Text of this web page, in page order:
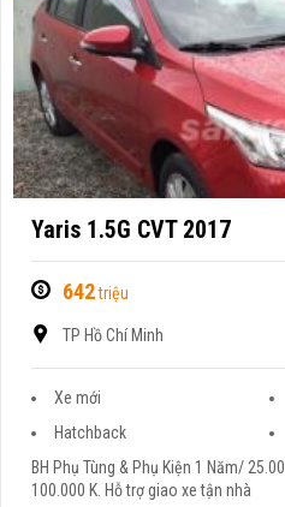
Yaris 1.5G CVT 2017
642triệu
TP Hồ Chí Minh
Xe mới
Hatchback
BH Phụ Tùng & Phụ Kiện 1 Năm/
100.000 K. Hỗ trợ giao xe tận nhà